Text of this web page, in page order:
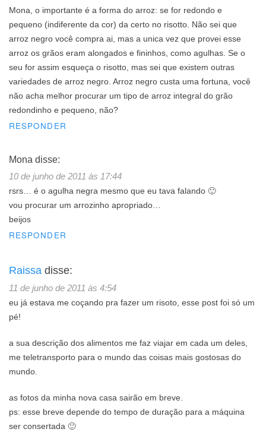
Mona, o importante é a forma do arroz: se for redondo e
pequeno (indiferente da cor) da certo no risotto. Não sei que
arroz negro você compra ai, mas a unica vez que provei esse
arroz os grãos eram alongados e fininhos, como agulhas. Se o
seu for assim esqueça o risotto, mas sei que existem outras
variedades de arroz negro. Arroz negro custa uma fortuna, você
não acha melhor procurar um tipo de arroz integral do grão
redondinho e pequeno, não?
RESPONDER
Mona disse:
10 de junho de 2011 às 17:44
rsrs… é o agulha negra mesmo que eu tava falando 🙂
vou procurar um arrozinho apropriado…
beijos
RESPONDER
Raissa disse:
11 de junho de 2011 às 4:54
eu já estava me coçando pra fazer um risoto, esse post foi só um
pé!
a sua descrição dos alimentos me faz viajar em cada um deles,
me teletransporto para o mundo das coisas mais gostosas do
mundo.
as fotos da minha nova casa sairão em breve.
ps: esse breve depende do tempo de duração para a máquina
ser consertada 🙂